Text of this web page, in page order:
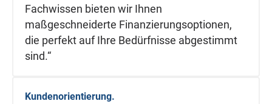
Fachwissen bieten wir Ihnen
maßgeschneiderte Finanzierungsoptionen,
die perfekt auf Ihre Bedürfnisse abgestimmt
sind.“
Kundenorientierung.